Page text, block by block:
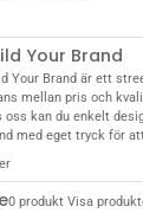
Your Brand
Your Brand är ett
mellan pris och
oss kan du enkelt
med eget tryck för
0 produkt Visa